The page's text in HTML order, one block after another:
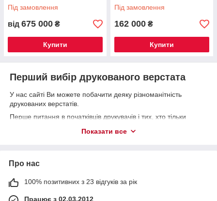
Під замовлення
від 675 000 ₴
Купити
Під замовлення
162 000 ₴
Купити
Перший вибір друкованого верстата
У нас сайті Ви можете побачити деяку різноманітність
друкованих верстатів.
Перше питання в початківців друкувачів і тих, хто тільки
вибрати верстат і чому їх так багато?». І, зазвичай, відразу
обладнання додатково? А де купити витратний матеріал —
Розглянемо поетапно, чинники, що впливають на вибір
верстата. А також схематизуємо інформацію про
Показати все
Про нас
100% позитивних з 23 відгуків за рік
Працює з 02.03.2012